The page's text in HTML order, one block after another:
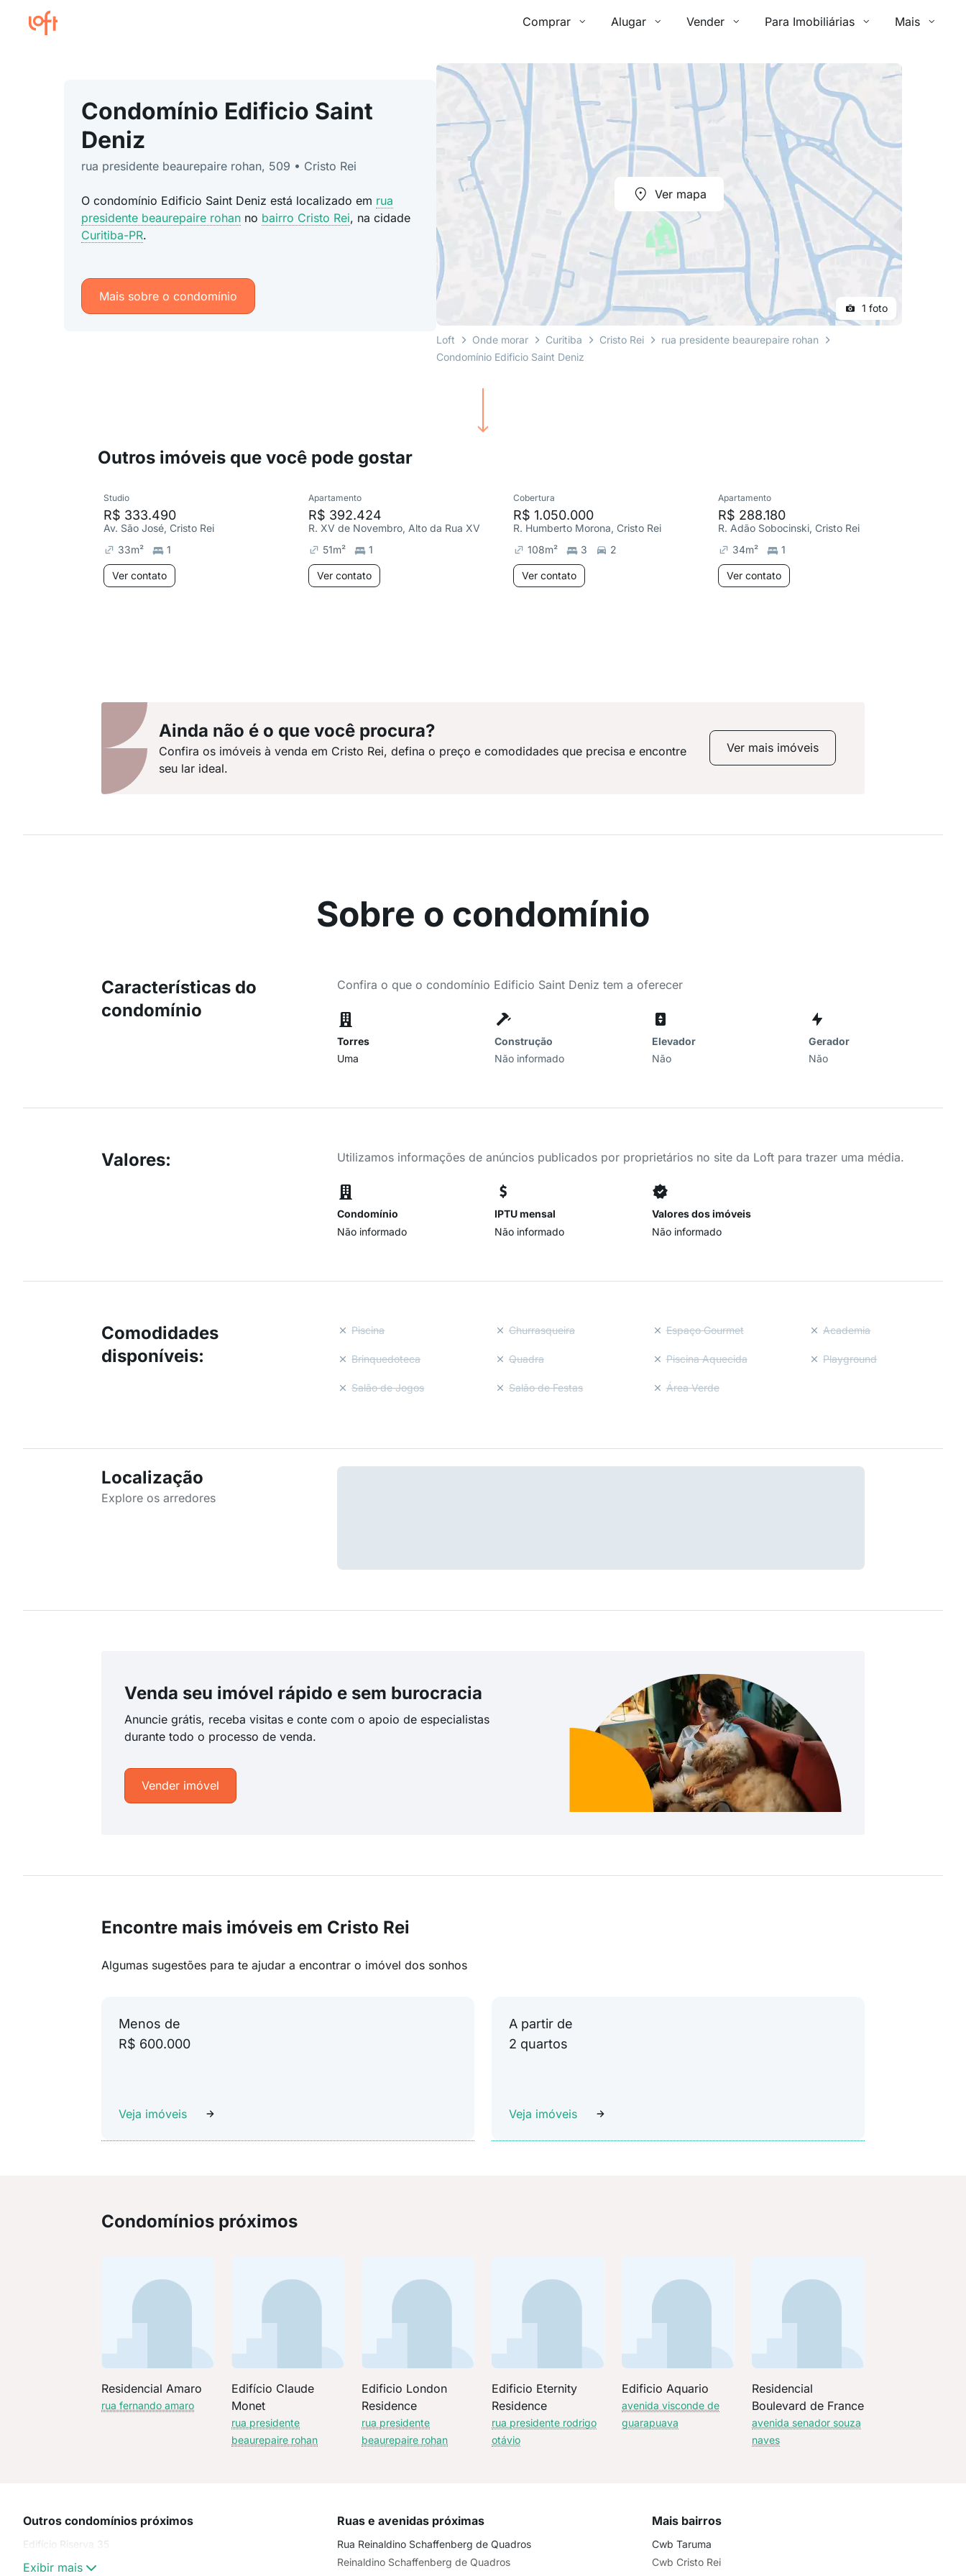
Comprar Alugar Vender Para Imobiliárias Mais
Condomínio Edificio Saint
Deniz
rua presidente beaurepaire rohan, 509 • Cristo Rei
O condomínio Edificio Saint Deniz está localizado em rua
presidente beaurepaire rohanno bairro Cristo Rei, na cidade
Curitiba-PR.
Mais sobre o condomínio
Ver mapa
1 foto
Loft Onde morar Curitiba Cristo Rei
rua presidente beaurepaire rohan
Condomínio Edificio Saint Deniz
Outros imóveis que você pode gostar
Studio
R$ 333.490
Av. São José, Cristo Rei
33m² 1
Ver contato
Apartamento
R$ 392.424
R. XV de Novembro, Alto da Rua XV
51m² 1
Ver contato
Cobertura
R$ 1.050.000
R. Humberto Morona, Cristo Rei
108m² 3 2
Ver contato
Apartamento
R$ 288.180
R. Adão Sobocinski, Cristo Rei
34m² 1
Ver contato
Ainda não é o que você procura?
Confira os imóveis à venda em Cristo Rei, defina o preço e comodidades que precisa e encontre
seu lar ideal.
Ver mais imóveis
Sobre o condomínio
Características do
condomínio
Confira o que o condomínio Edificio Saint Deniz tem a oferecer
Torres
Uma
Construção
Não informado
Elevador
Não
Gerador
Não
Valores: Utilizamos informações de anúncios publicados por proprietários no site da Loft para trazer uma média.
Condomínio
Não informado
IPTU mensal
Não informado
Valores dos imóveis
Não informado
Comodidades
disponíveis:
Piscina Churrasqueira Espaço Gourmet Academia
Brinquedoteca Quadra Piscina Aquecida Playground
Salão de Jogos Salão de Festas Área Verde
Localização
Explore os arredores
Venda seu imóvel rápido e sem burocracia
Anuncie grátis, receba visitas e conte com o apoio de especialistas
durante todo o processo de venda.
Vender imóvel
Encontre mais imóveis em Cristo Rei
Algumas sugestões para te ajudar a encontrar o imóvel dos sonhos
Menos de
R$ 600.000
Veja imóveis
A partir de
2 quartos
Veja imóveis
Condomínios próximos
Residencial Amaro
rua fernando amaro
Edifício Claude
Monet
rua presidente
beaurepaire rohan
Edificio London
Residence
rua presidente
beaurepaire rohan
Edificio Eternity
Residence
rua presidente rodrigo
otávio
Edificio Aquario
avenida visconde de
guarapuava
Residencial
Boulevard de France
avenida senador souza
naves
Outros condomínios próximos
Edifício Riserva 35
Exibir mais
Ruas e avenidas próximas
Rua Reinaldino Schaffenberg de Quadros
Reinaldino Schaffenberg de Quadros
Mais bairros
Cwb Taruma
Cwb Cristo Rei